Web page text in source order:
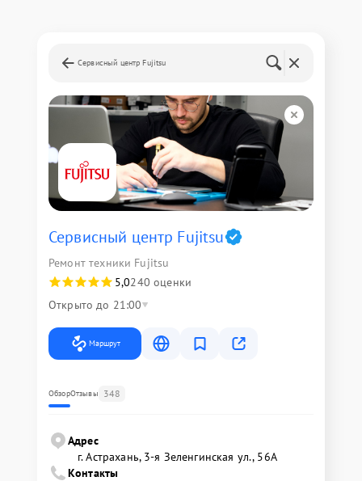
Сервисный центр Fujitsu
Сервисный центр Fujitsu
Ремонт техники Fujitsu
5,0240 оценки
Открыто до 21:00
Маршрут
ОбзорОтзывы 348
Адрес
г. Астрахань, 3-я Зеленгинская ул., 56А
Контакты